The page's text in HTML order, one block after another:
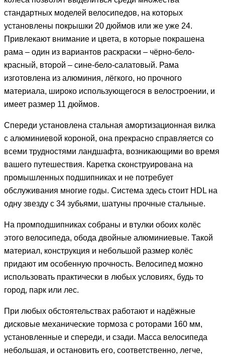
стандартных моделей велосипедов, на которых
установлены покрышки 20 дюймов или же уже 24.
Привлекают внимание и цвета, в которые покрашена
рама – один из вариантов раскраски – чёрно-бело-
красный, второй – сине-бело-салатовый. Рама
изготовлена из алюминия, лёгкого, но прочного
материала, широко использующегося в велостроении, и
имеет размер 11 дюймов.
Спереди установлена стальная амортизационная вилка
с алюминиевой короной, она прекрасно справляется со
всеми трудностями ландшафта, возникающими во время
вашего путешествия. Каретка сконструирована на
промышленных подшипниках и не потребует
обслуживания многие годы. Система здесь стоит HDL на
одну звезду c 34 зубьями, шатуны прочные стальные.
На промподшипниках собраны и втулки обоих колёс
этого велосипеда, обода двойные алюминиевые. Такой
материал, конструкция и небольшой размер колёс
придают им особенную прочность. Велосипед можно
использовать практически в любых условиях, будь то
город, парк или лес.
При любых обстоятельствах работают и надёжные
дисковые механические тормоза с роторами 160 мм,
установленные и спереди, и сзади. Масса велосипеда
небольшая, и остановить его, соответственно, легче,